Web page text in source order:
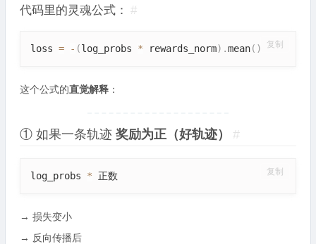
代码里的灵魂公式： #
loss = - (log_probs * rewards_norm) .mean( ) 复制
这个公式的直觉解释 ：
① 如果一条轨迹 奖励为正（好轨迹） #
log_probs * 正数 复制
→ 损失变小
→ 反向传播后